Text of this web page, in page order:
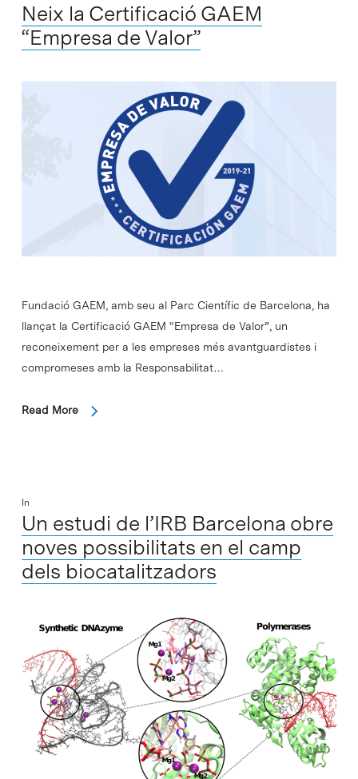
Neix la Certificació GAEM
“Empresa de Valor”
Fundació GAEM, amb seu al Parc Científic de Barcelona, ha
llançat la Certificació GAEM “Empresa de Valor”, un
reconeixement per a les empreses més avantguardistes i
compromeses amb la Responsabilitat…
Read More
In
Un estudi de l’IRB Barcelona obre
noves possibilitats en el camp
dels biocatalitzadors